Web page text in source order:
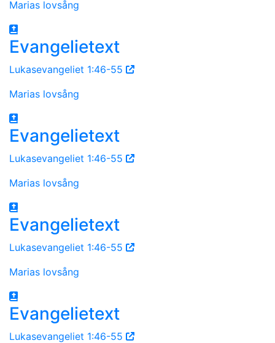
Marias lovsång
Evangelietext
Lukasevangeliet 1:46-55
Marias lovsång
Evangelietext
Lukasevangeliet 1:46-55
Marias lovsång
Evangelietext
Lukasevangeliet 1:46-55
Marias lovsång
Evangelietext
Lukasevangeliet 1:46-55